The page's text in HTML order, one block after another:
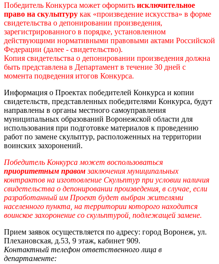
Победитель Конкурса может оформить исключительное
право на скульптуру как «произведение искусства» в форме
свидетельства о депонировании произведения,
зарегистрированного в порядке, установленном
действующими нормативными правовыми актами Российской
Федерации (далее - свидетельство).
Копия свидетельства о депонировании произведения должна
быть представлена в Департамент в течение 30 дней с
момента подведения итогов Конкурса.
Информация о Проектах победителей Конкурса и копии
свидетельств, представленных победителями Конкурса, будут
направлены в органы местного самоуправления
муниципальных образований Воронежской области для
использования при подготовке материалов к проведению
работ по замене скульптур, расположенных на территории
воинских захоронений.
Победитель Конкурса может воспользоваться
приоритетным правомзаключения муниципальных
контрактов на изготовление Скульптур при условии наличия
свидетельства о депонировании произведения, в случае, если
разработанный им Проект будет выбран жителями
населенного пункта, на территории которого находится
воинское захоронение со скульптурой, подлежащей замене.
Прием заявок осуществляется по адресу: город Воронеж, ул.
Плехановская, д.53, 9 этаж, кабинет 909.
Контактный телефон ответственного лица в
департаменте: